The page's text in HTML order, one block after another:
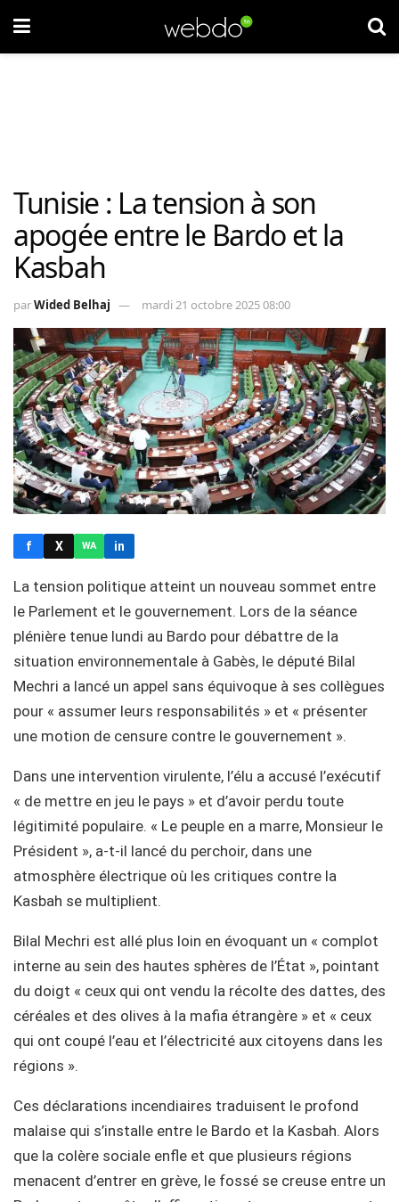
Tunisie : La tension à son
apogée entre le Bardo et la
Kasbah
parWided Belhaj mardi 21 octobre 2025 08:00
f X WA in
La tension politique atteint un nouveau sommet entre
le Parlement et le gouvernement. Lors de la séance
plénière tenue lundi au Bardo pour débattre de la
situation environnementale à Gabès, le député Bilal
Mechri a lancé un appel sans équivoque à ses collègues
pour « assumer leurs responsabilités » et « présenter
une motion de censure contre le gouvernement ».
Dans une intervention virulente, l’élu a accusé l’exécutif
« de mettre en jeu le pays » et d’avoir perdu toute
légitimité populaire. « Le peuple en a marre, Monsieur le
Président », a-t-il lancé du perchoir, dans une
atmosphère électrique où les critiques contre la
Kasbah se multiplient.
Bilal Mechri est allé plus loin en évoquant un « complot
interne au sein des hautes sphères de l’État », pointant
du doigt « ceux qui ont vendu la récolte des dattes, des
céréales et des olives à la mafia étrangère » et « ceux
qui ont coupé l’eau et l’électricité aux citoyens dans les
régions ».
Ces déclarations incendiaires traduisent le profond
malaise qui s’installe entre le Bardo et la Kasbah. Alors
que la colère sociale enfle et que plusieurs régions
menacent d’entrer en grève, le fossé se creuse entre un